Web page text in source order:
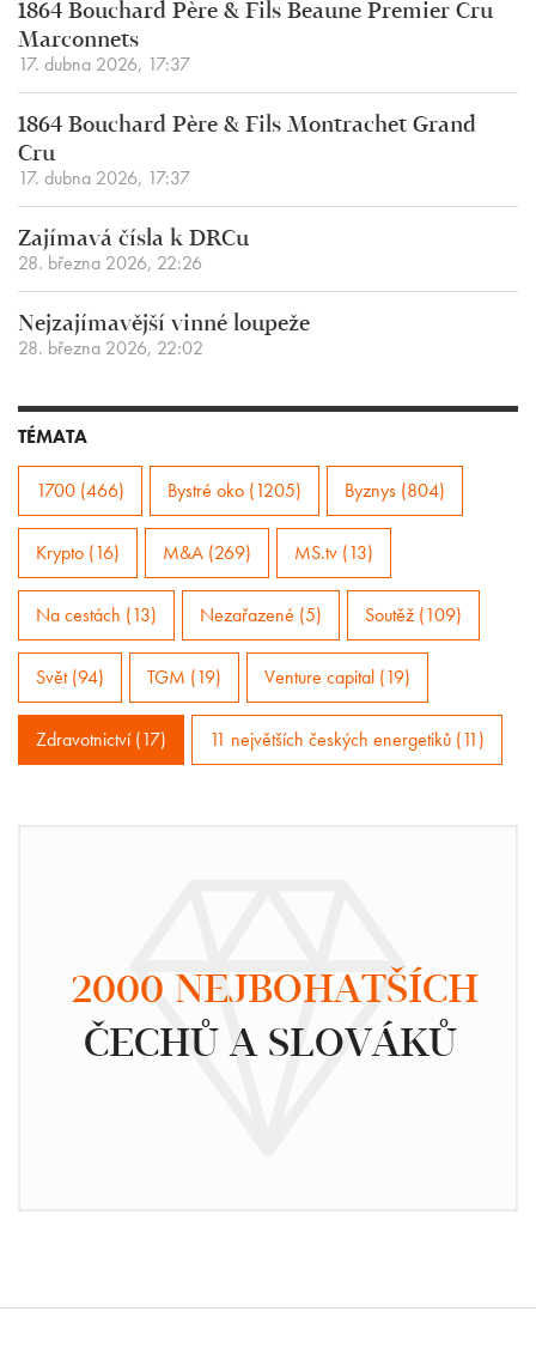
1864 Bouchard Père & Fils Beaune Premier Cru
Marconnets
17. dubna 2026, 17:37
1864 Bouchard Père & Fils Montrachet Grand
Cru
17. dubna 2026, 17:37
Zajímavá čísla k DRCu
28. března 2026, 22:26
Nejzajímavější vinné loupeže
28. března 2026, 22:02
TÉMATA
1700 (466) Bystré oko (1205) Byznys (804)
Krypto (16) M&A (269) MS.tv (13)
Na cestách (13) Nezařazené (5) Soutěž (109)
Svět (94) TGM (19) Venture capital (19)
Zdravotnictví (17) 11 největších českých energetiků (11)
2000 NEJBOHATŠÍCH
ČECHŮ A SLOVÁKŮ